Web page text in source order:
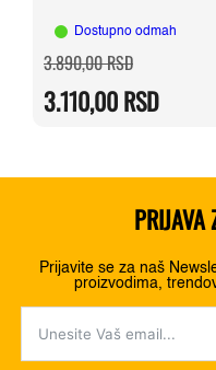
Dostupno odmah
3.890,00RSDOriginalna
cena
bila:
3.890,00
3.110,00RSD
Trenutna
cena
3.110,00
PRIJAVA
Prijavite se za naš
proizvodima,